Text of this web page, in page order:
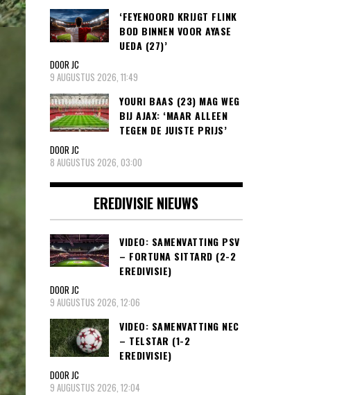
‘FEYENOORD KRIJGT FLINK
BOD BINNEN VOOR AYASE
UEDA (27)’
DOOR JC
9 AUGUSTUS 2026, 11:49
YOURI BAAS (23) MAG WEG
BIJ AJAX: ‘MAAR ALLEEN
TEGEN DE JUISTE PRIJS’
DOOR JC
8 AUGUSTUS 2026, 03:00
EREDIVISIE NIEUWS
VIDEO: SAMENVATTING PSV
– FORTUNA SITTARD (2-2
EREDIVISIE)
DOOR JC
9 AUGUSTUS 2026, 12:06
VIDEO: SAMENVATTING NEC
– TELSTAR (1-2
EREDIVISIE)
DOOR JC
9 AUGUSTUS 2026, 12:04